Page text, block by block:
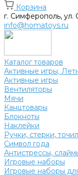
Корзина
г. Симферополь,
info@homatoys.ru
Каталог товаров
Активные игры,
Активные игры
Вентиляторы
Мячи
Канцтовары
Блокноты
Наклейки
Ручки, стерки,
Символ года
Антистрессы,
Игровые наборы
Игровые наборы